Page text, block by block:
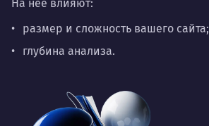
На нее влияют:
размер и сложность вашего сайта;
глубина анализа.